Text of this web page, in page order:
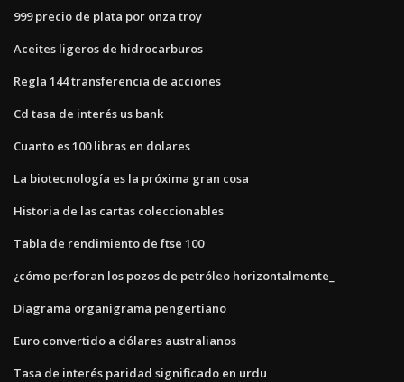
999 precio de plata por onza troy
Aceites ligeros de hidrocarburos
Regla 144 transferencia de acciones
Cd tasa de interés us bank
Cuanto es 100 libras en dolares
La biotecnología es la próxima gran cosa
Historia de las cartas coleccionables
Tabla de rendimiento de ftse 100
¿cómo perforan los pozos de petróleo horizontalmente_
Diagrama organigrama pengertiano
Euro convertido a dólares australianos
Tasa de interés paridad significado en urdu